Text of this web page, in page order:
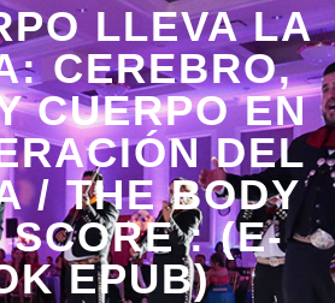
LLEVA LA
CEREBRO,
CUERPO EN
DEL
/ THE BODY
SCORE : (E-
EPUB)